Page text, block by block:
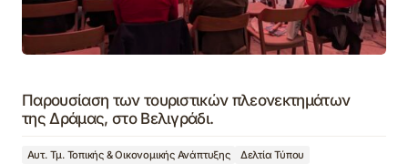
Παρουσίαση των τουριστικών πλεονεκτημάτων
της Δράμας, στο Βελιγράδι.
Αυτ. Τμ. Τοπικής & Οικονομικής Ανάπτυξης
Δελτία Τύπου